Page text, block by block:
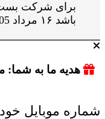
برای شرکت بست
باشد ۱۶ مرداد 1405 ساعت ۱۱:۱۴:۰۲
هدیه ما به شما:
شماره موبایل خود